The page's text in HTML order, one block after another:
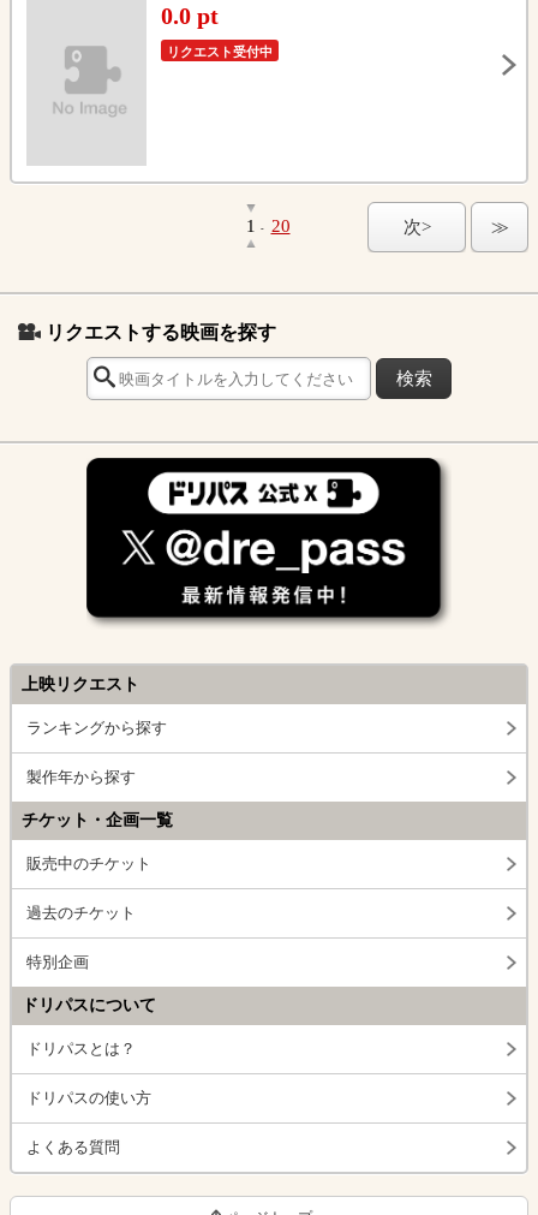
0.0 pt
リクエスト受付中
1 - 20 次> ≫
リクエストする映画を探す
検索
上映リクエスト
ランキングから探す
製作年から探す
チケット・企画一覧
販売中のチケット
過去のチケット
特別企画
ドリパスについて
ドリパスとは？
ドリパスの使い方
よくある質問